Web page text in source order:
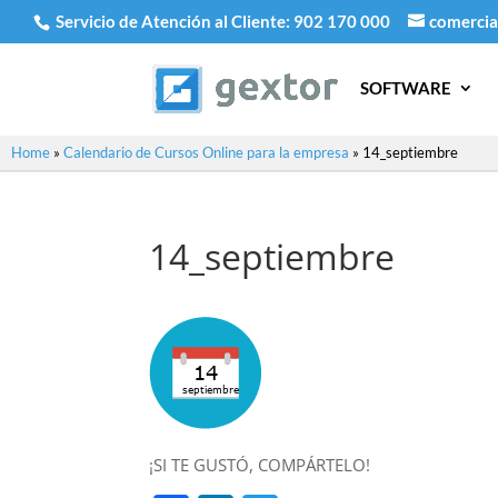
Servicio de Atención al Cliente: 902 170 000
SOFTWARE
Home » Calendario de Cursos Online para la empresa » 14_septiembre
14_septiembre
¡SI TE GUSTÓ, COMPÁRTELO!